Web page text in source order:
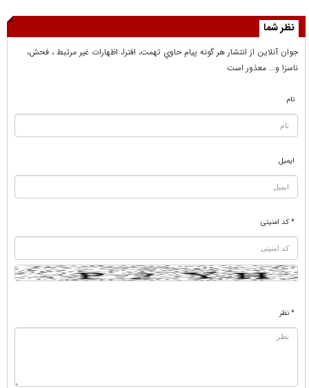
نظر شما
جوان آنلاين از انتشار هر گونه پيام حاوي تهمت، افترا، اظهارات غير مرتبط ، فحش،
ناسزا و... معذور است
نام
ایمیل
* کد امنیتی
* نظر